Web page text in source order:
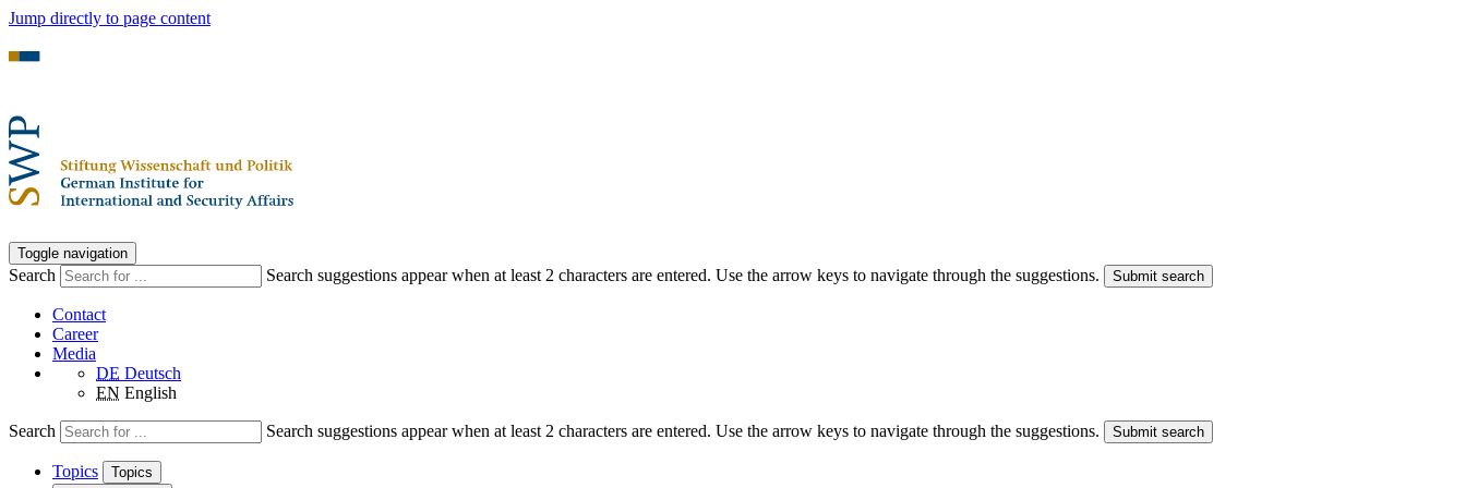
Jump directly to page content
Toggle navigation
Search Search suggestions appear when at least 2 characters are entered. Use the arrow keys to navigate through the suggestions. Submit search
Contact
Career
Media
DE Deutsch
EN English
Search Search suggestions appear when at least 2 characters are entered. Use the arrow keys to navigate through the suggestions. Submit search
Topics
Topics